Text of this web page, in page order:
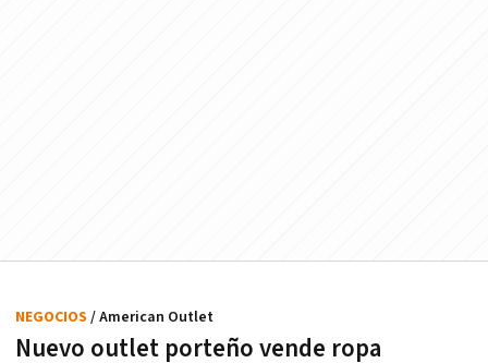
Nuevo outlet porteño vende ropa
NEGOCIOS / American Outlet